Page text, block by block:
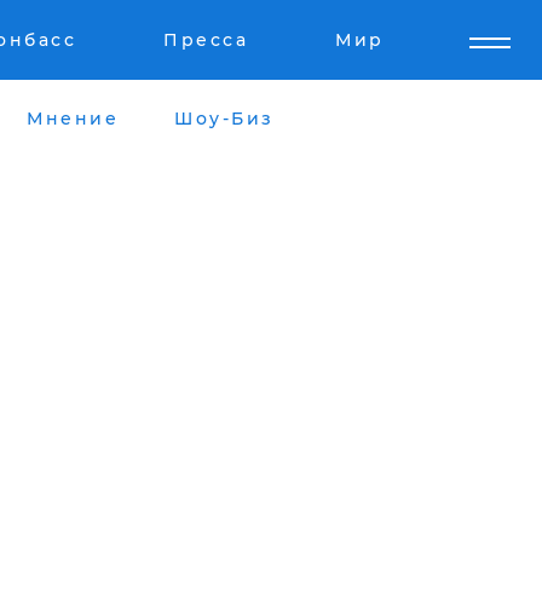
Пресса Мир
Мнение Шоу-Биз